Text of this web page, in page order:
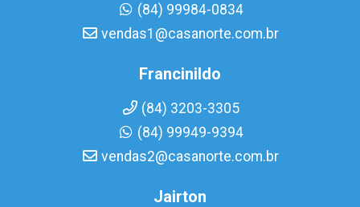
(84) 99984-0834
vendas1@casanorte.com.br
Francinildo
(84) 3203-3305
(84) 99949-9394
vendas2@casanorte.com.br
Jairton